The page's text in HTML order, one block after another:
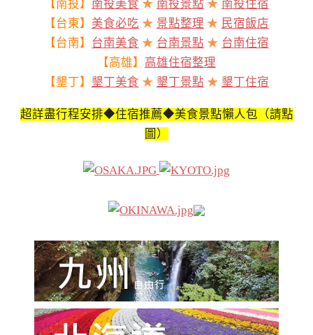
【南投】 南投美食 ★ 南投景點 ★ 南投住宿
【台東】 美食必吃 ★ 景點整理 ★ 民宿飯店
【台南】 台南美食 ★ 台南景點 ★ 台南住宿
【高雄】 高雄住宿整理
【墾丁】 墾丁美食 ★ 墾丁景點 ★ 墾丁住宿
超詳盡行程安排◆住宿推薦◆美食景點懶人包（請點
圖）